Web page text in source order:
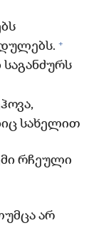
+
სახელით
რჩეული
არ